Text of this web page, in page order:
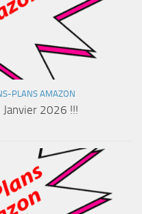
PLANS AMAZON
Janvier 2026 !!!